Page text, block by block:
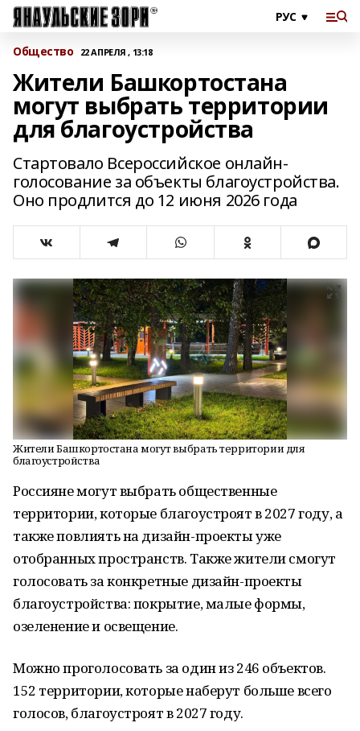
Общество 22 АПРЕЛЯ , 13:18
Жители Башкортостана
могут выбрать территории
для благоустройства
Стартовало Всероссийское онлайн-
голосование за объекты благоустройства.
Оно продлится до 12 июня 2026 года
Жители Башкортостана могут выбрать территории для
благоустройства
Россияне могут выбрать общественные
территории, которые благоустроят в 2027 году, а
также повлиять на дизайн-проекты уже
отобранных пространств. Также жители смогут
голосовать за конкретные дизайн-проекты
благоустройства: покрытие, малые формы,
озеленение и освещение.
Можно проголосовать за один из 246 объектов.
152 территории, которые наберут больше всего
голосов, благоустроят в 2027 году.